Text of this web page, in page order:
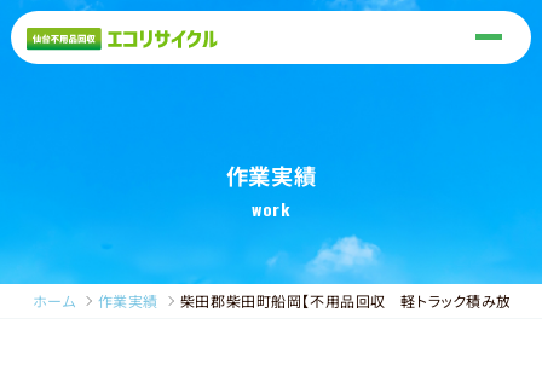
作業実績
work
ホーム 作業実績 柴田郡柴田町船岡【不用品回収 軽トラック積み放題Ｌ